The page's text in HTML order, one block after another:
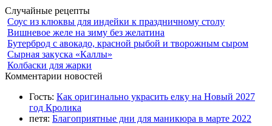
Случайные рецепты
Соус из клюквы для индейки к праздничному столу
Вишневое желе на зиму без желатина
Бутерброд с авокадо, красной рыбой и творожным сыром
Сырная закуска «Каллы»
Колбаски для жарки
Комментарии новостей
Гость: Как оригинально украсить елку на Новый 2027
год Кролика
петя: Благоприятные дни для маникюра в марте 2022